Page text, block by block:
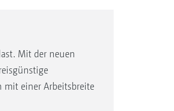
Mit der neuen
mit einer Arbeitsbreite